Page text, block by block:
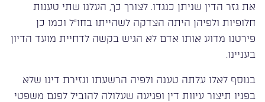
את גזר הדין שניתן כנגדו. לצורך כך, העלנו שתי טענות
חלופיות ולפיהן היתה הצדקה לשהייתו בחו”ל וכמו כן
פירטנו מדוע אותו אדם לא הגיש בקשה לדחיית מועד הדיון
בעניינו.
בנוסף לאלו עלתה טענה ולפיה הרשעתו וגזירת דינו שלא
בפניו תיצור עיוות דין ופגיעה שעלולה להוביל לפגם משפטי